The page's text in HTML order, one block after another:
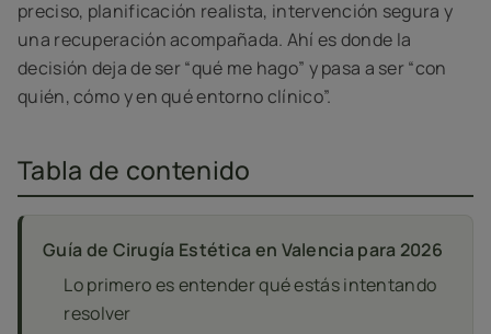
preciso, planificación realista, intervención segura y
una recuperación acompañada. Ahí es donde la
decisión deja de ser “qué me hago” y pasa a ser “con
quién, cómo y en qué entorno clínico”.
Tabla de contenido
Guía de Cirugía Estética en Valencia para 2026
Lo primero es entender qué estás intentando
resolver